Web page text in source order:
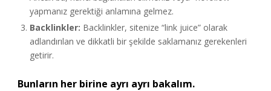
yapmanız gerektiği anlamına gelmez.
Backlinkler: Backlinkler, sitenize “link juice” olarak
adlandırılan ve dikkatli bir şekilde saklamanız gerekenleri
getirir.
Bunların her birine ayrı ayrı bakalım.